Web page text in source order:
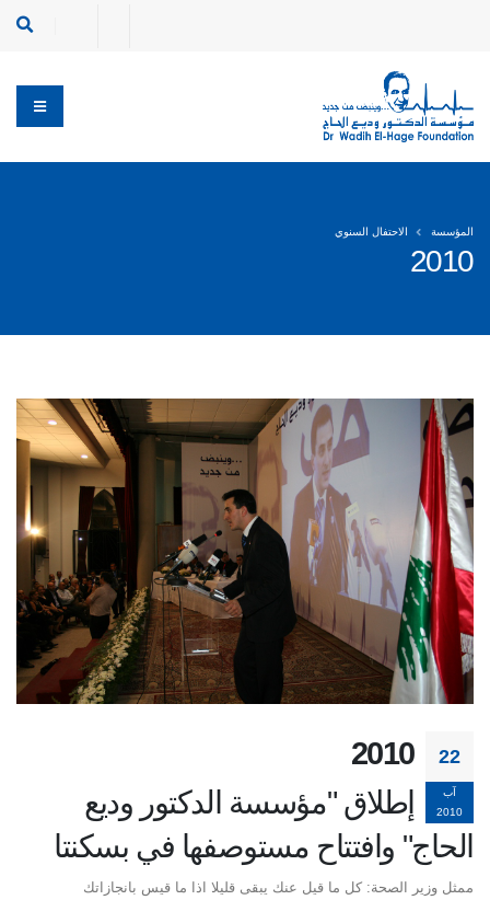
2010
المؤسسة الاحتفال السنوي
22
آب
2010
2010
إطلاق "مؤسسة الدكتور وديع
الحاج" وافتتاح مستوصفها في بسكنتا
ممثل وزير الصحة: كل ما قيل عنك يبقى قليلا اذا ما قيس بانجازاتك